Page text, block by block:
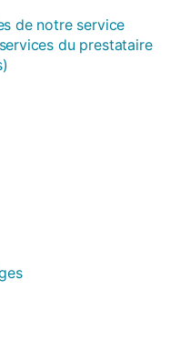
de notre service
du prestataire